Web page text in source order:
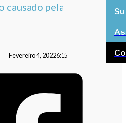
causado pela
Fevereiro 4, 20226:15